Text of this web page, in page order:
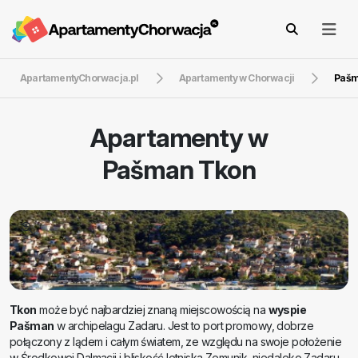
ApartamentyChorwacja.pl Apartamenty w Chorwacji
Apartamenty w
Pašman Tkon
Tkon może być najbardziej znaną miejscowością na wyspie
Pašman w archipelagu Zadaru. Jest to port promowy, dobrze
połączony z lądem i całym światem, ze względu na swoje położenie